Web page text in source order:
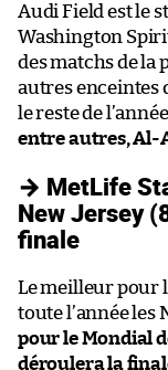
Audi Field est le
Washington
des matchs de la
autres enceintes
le reste de
entre autres, Al-
→ MetLife
New Jersey
finale
Le meilleur pour
toute l’année les
pour le Mondial
déroulera la